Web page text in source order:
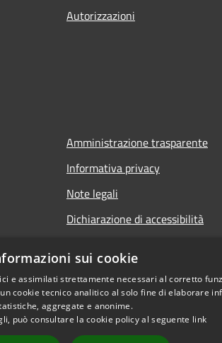
Autorizzazioni
Amministrazione trasparente
Informativa privacy
Note legali
Dichiarazione di accessibilità
sui cookie
e assimilati strettamente necessari al corretto
cookie tecnico analitico al solo fine di elaborare
aggregate e anonime.
può consultare la cookie policy al seguente link